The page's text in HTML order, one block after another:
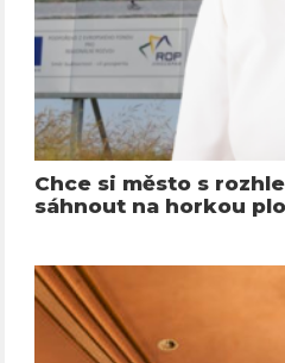
Chce si město s
sáhnout na horkou